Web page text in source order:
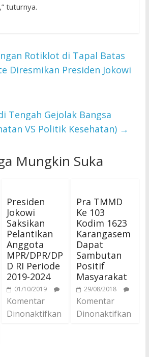
tuturnya.
Rotiklot di Tapal Batas
Diresmikan Presiden Jokowi
Tengah Gejolak Bangsa
VS Politik Kesehatan) →
Mungkin Suka
Presiden
Jokowi
Saksikan
Pelantikan
Anggota
MPR/DPR/DP
D RI Periode
2019-2024
01/10/2019
Komentar
Dinonaktifkan
Pra TMMD
Ke 103
Kodim 1623
Karangasem
Dapat
Sambutan
Positif
Masyarakat
29/08/2018
Komentar
Dinonaktifkan